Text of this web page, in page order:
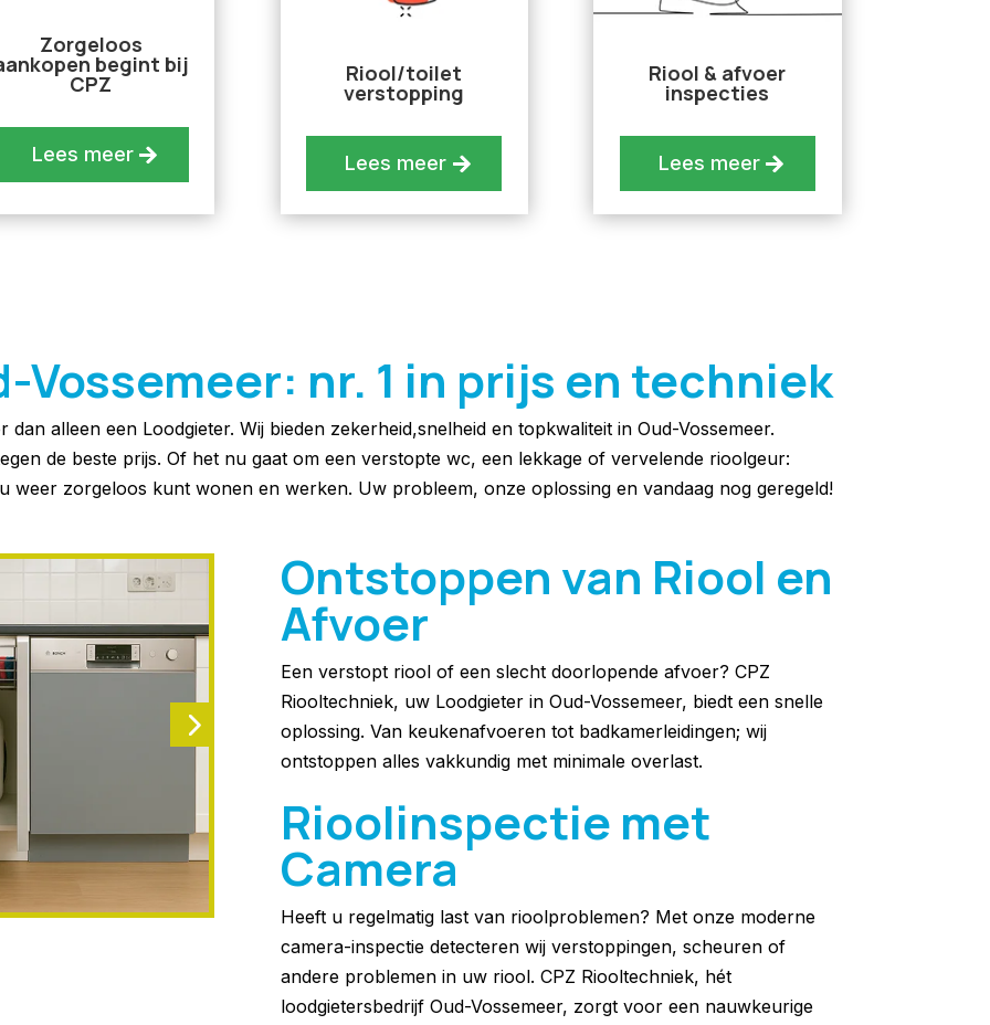
Zorgeloos
begint bij
CPZ
Lees meer
Riool/toilet
verstopping
Lees meer
Riool & afvoer
inspecties
Lees meer
Vossemeer: nr. 1 in prijs en techniek
dan alleen een Loodgieter. Wij bieden zekerheid,snelheid en topkwaliteit in Oud-Vossemeer.
de beste prijs. Of het nu gaat om een verstopte wc, een lekkage of vervelende rioolgeur:
weer zorgeloos kunt wonen en werken. Uw probleem, onze oplossing en vandaag nog geregeld!
Ontstoppen van Riool en
Afvoer
Een verstopt riool of een slecht doorlopende afvoer? CPZ
Riooltechniek, uw Loodgieter in Oud-Vossemeer, biedt een snelle
oplossing. Van keukenafvoeren tot badkamerleidingen; wij
ontstoppen alles vakkundig met minimale overlast.
Rioolinspectie met
Camera
Heeft u regelmatig last van rioolproblemen? Met onze moderne
camera-inspectie detecteren wij verstoppingen, scheuren of
andere problemen in uw riool. CPZ Riooltechniek, hét
loodgietersbedrijf Oud-Vossemeer, zorgt voor een nauwkeurige